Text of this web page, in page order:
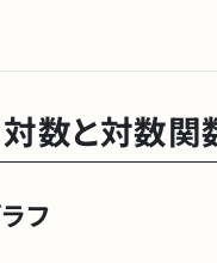
数と対数
フ